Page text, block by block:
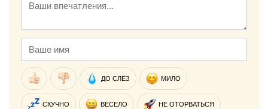
ДО СЛЁЗ МИЛО
СКУЧНО ВЕСЕЛО НЕ ОТОРВАТЬСЯ